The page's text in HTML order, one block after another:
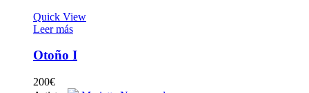
Quick View
Leer más
Otoño I
200€